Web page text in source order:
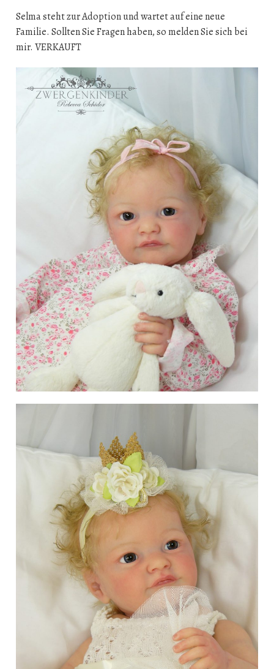
Selma steht zur Adoption und wartet auf eine neue
Familie. Sollten Sie Fragen haben, so melden Sie sich bei
mir. VERKAUFT